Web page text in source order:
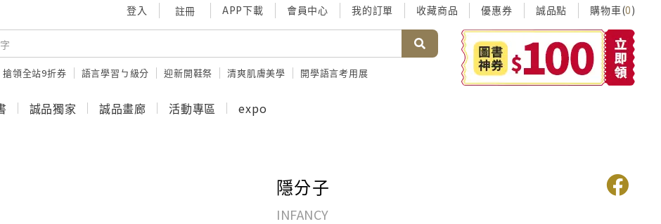
登入 註冊 APP下載 會員中心 我的訂單 收藏商品 優惠券 誠品點 購物車(0)
搶領全站9折券 語言學習ㄅ級分 迎新開鞋祭 清爽肌膚美學 開學語言考用展
誠品獨家 誠品畫廊 活動專區 expo
隱分子
INFANCY